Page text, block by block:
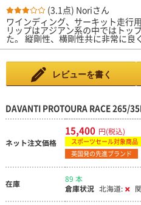
干グリップでは劣るレベルですが
ないと思う。 グリップレベルだけで言えばCR-Sには若干劣ると
思うけれど、コスパを考えたら圧倒的に良い
って沢山練習したい人には一番良
(3.1点) Noriさん
ワインディング、サーキット走行
リップはアジアン系の中ではトッ
た。 縦剛性、横剛性共に非常に良
程。 一度熱入れを行い冷えた後は若干のグリップ低下はあるも
プは見るからに良さそうな製品で
度のコーナーであれば100キロを
も不安無く走れるタイヤだと思う。 ドライ、ウェット共に限界
が分かりやすくコントロールもしやすい。 難点
アルカテゴリーのタイヤの中で最
点 音を気にする方は正直買わな
レビューを書く
DAVANTI PROTOURA RACE 265/
ネット注文価格
15,400 円(税込)
スポーツセール対象商品
英国発の先進ブランド
在庫
89 本
倉庫状況 北海道: